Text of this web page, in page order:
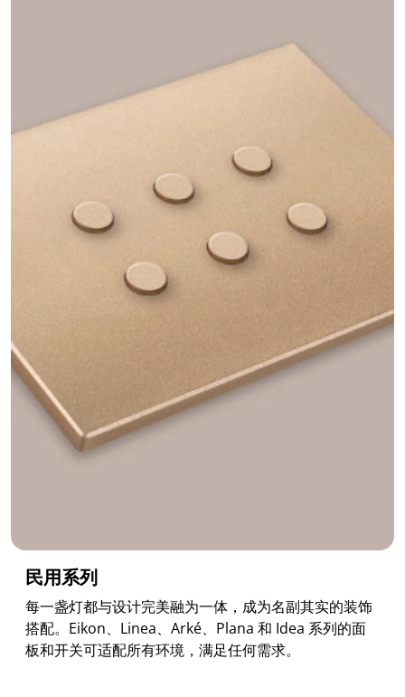
民用系列
每一盏灯都与设计完美融为一体，成为名副其实的装饰
搭配。Eikon、Linea、Arké、Plana 和 Idea 系列的面
板和开关可适配所有环境，满足任何需求。